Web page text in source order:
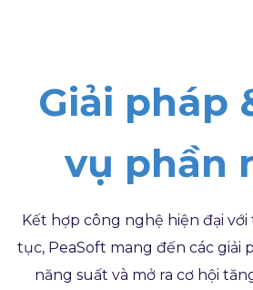
Giải pháp
vụ phần
Kết hợp công nghệ hiện đại
tục, PeaSoft mang đến các giải
năng suất và mở ra cơ hội